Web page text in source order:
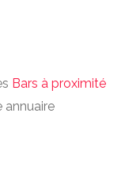
Bars à proximité
annuaire